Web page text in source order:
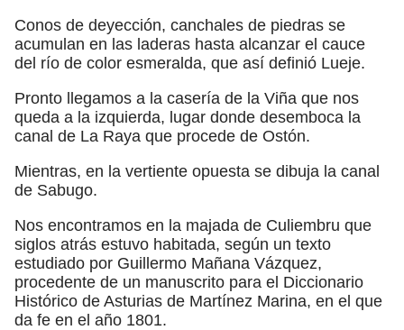
Conos de deyección, canchales de piedras se
acumulan en las laderas hasta alcanzar el cauce
del río de color esmeralda, que así definió Lueje.
Pronto llegamos a la casería de la Viña que nos
queda a la izquierda, lugar donde desemboca la
canal de La Raya que procede de Ostón.
Mientras, en la vertiente opuesta se dibuja la canal
de Sabugo.
Nos encontramos en la majada de Culiembru que
siglos atrás estuvo habitada, según un texto
estudiado por Guillermo Mañana Vázquez,
procedente de un manuscrito para el Diccionario
Histórico de Asturias de Martínez Marina, en el que
da fe en el año 1801.